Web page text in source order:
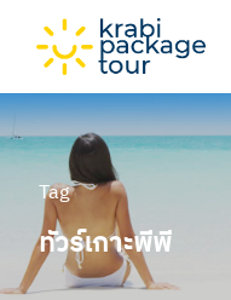
Tag
ทัวร์เกาะพีพี